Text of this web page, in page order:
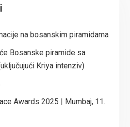
na bosanskim piramidama
Bosanske piramide sa
Kriya intenziv)
Awards 2025 | Mumbaj, 11.